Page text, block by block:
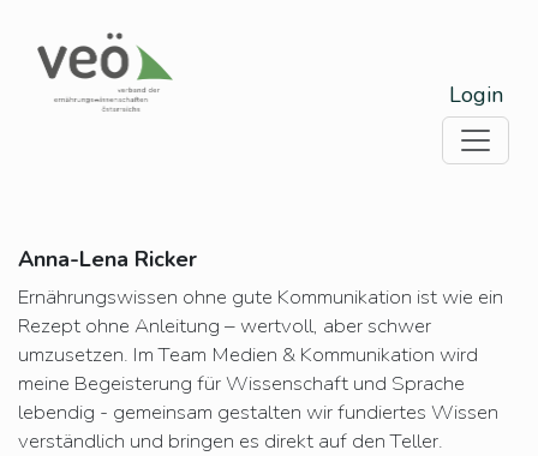
Login
Anna-Lena Ricker
Ernährungswissen ohne gute Kommunikation ist wie ein
Rezept ohne Anleitung – wertvoll, aber schwer
umzusetzen. Im Team Medien & Kommunikation wird
meine Begeisterung für Wissenschaft und Sprache
lebendig - gemeinsam gestalten wir fundiertes Wissen
verständlich und bringen es direkt auf den Teller.